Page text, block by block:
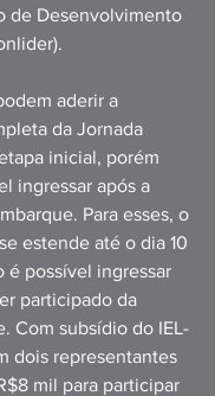
de Desenvolvimento
aderir a
da Jornada
inicial, porém
ingressar após a
Para esses, o
estende até o dia 10
é possível ingressar
participado da
Com subsídio do IEL-
dois representantes
mil para participar